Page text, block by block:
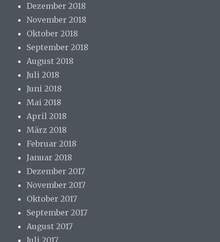
Dezember 2018
November 2018
Oktober 2018
September 2018
August 2018
Juli 2018
Juni 2018
Mai 2018
April 2018
März 2018
Februar 2018
Januar 2018
Dezember 2017
November 2017
Oktober 2017
September 2017
August 2017